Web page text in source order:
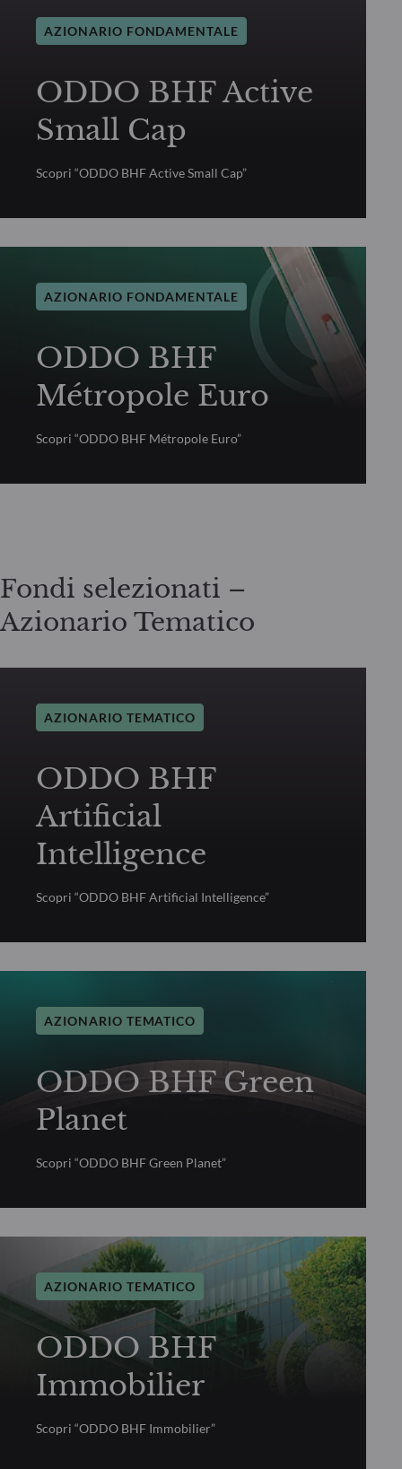
AZIONARIO FONDAMENTALE
ODDO BHF Active
Small Cap
Scopri “ODDO BHF Active Small Cap”
AZIONARIO FONDAMENTALE
ODDO BHF
Métropole Euro
Scopri “ODDO BHF Métropole Euro”
Fondi selezionati –
Azionario Tematico
AZIONARIO TEMATICO
ODDO BHF
Artificial
Intelligence
Scopri “ODDO BHF Artificial Intelligence”
AZIONARIO TEMATICO
ODDO BHF Green
Planet
Scopri “ODDO BHF Green Planet”
AZIONARIO TEMATICO
ODDO BHF
Immobilier
Scopri “ODDO BHF Immobilier”